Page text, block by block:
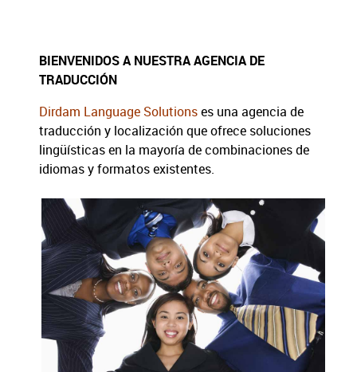
BIENVENIDOS A NUESTRA AGENCIA DE
TRADUCCIÓN
Dirdam Language Solutions es una agencia de
traducción y localización que ofrece soluciones
lingüísticas en la mayoría de combinaciones de
idiomas y formatos existentes.